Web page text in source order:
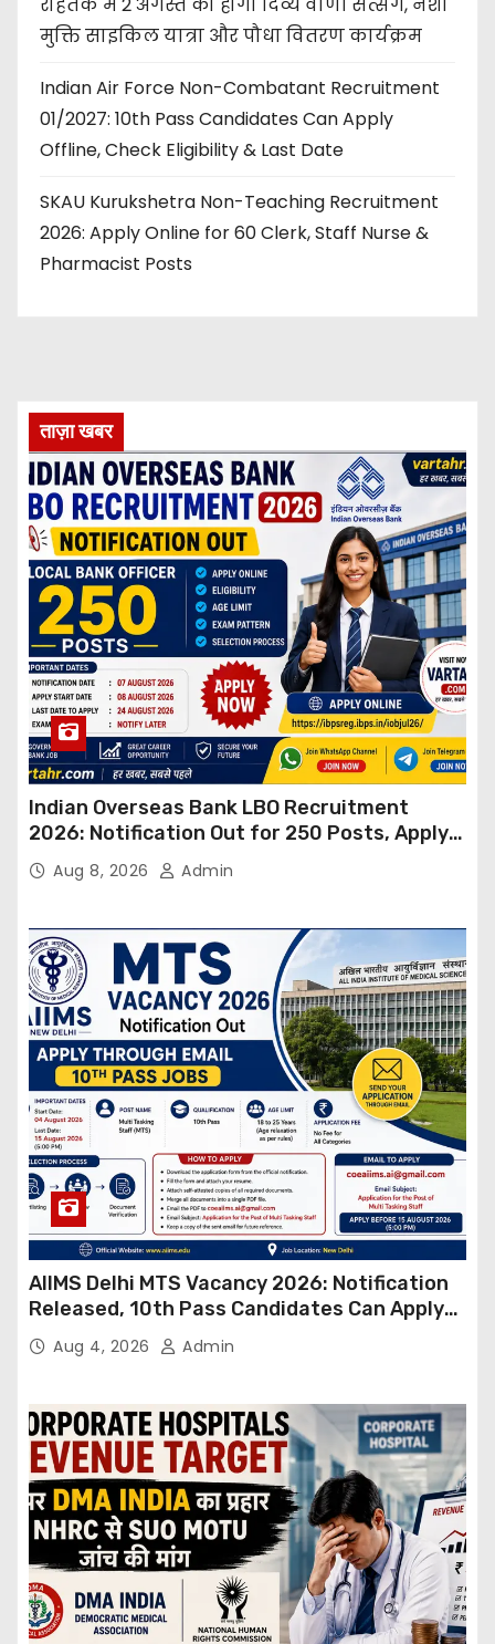
मुक्ति साइकिल यात्रा और पौधा वितरण कार्यक्रम
Indian Air Force Non-Combatant Recruitment
01/2027: 10th Pass Candidates Can Apply
Offline, Check Eligibility & Last Date
SKAU Kurukshetra Non-Teaching Recruitment
2026: Apply Online for 60 Clerk, Staff Nurse &
Pharmacist Posts
ताज़ा खबर
Indian Overseas Bank LBO Recruitment
2026: Notification Out for 250 Posts, Apply
OnlineAug 8, 2026 Admin
AIIMS Delhi MTS Vacancy 2026: Notification
Released, 10th Pass Candidates Can Apply
Through Email
Aug 4, 2026 Admin